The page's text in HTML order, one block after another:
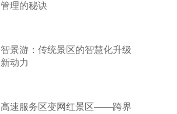
管理的秘诀
智景游：传统景区的智慧化升级
新动力
高速服务区变网红景区——跨界